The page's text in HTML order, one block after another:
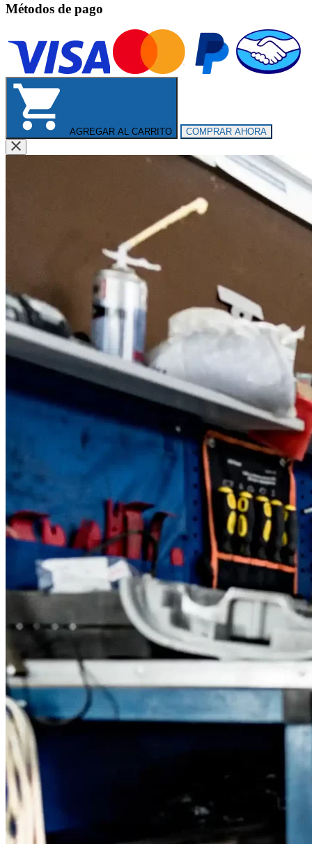
Métodos de pago
AGREGAR AL CARRITO COMPRAR AHORA